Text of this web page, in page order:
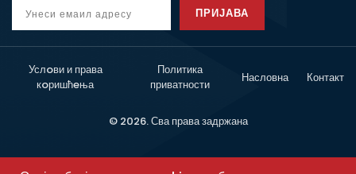
ПРИЈАВА
Услoви и права
кoришћeња
Политика
приватности
Насловна Контакт
© 2026. Сва права задржана